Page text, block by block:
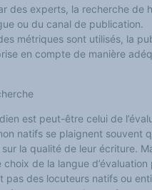
des experts, la recherche de
ou du canal de publication.
métriques sont utilisés, la
en compte de manière
est peut-être celui de
natifs se plaignent souvent
la qualité de leur écriture.
de la langue
pas des locuteurs natifs ou